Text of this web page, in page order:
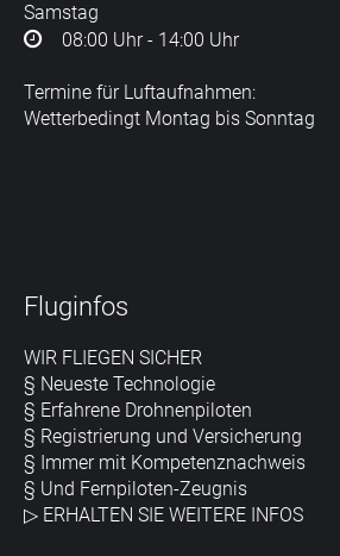
Samstag
08:00 Uhr - 14:00 Uhr
Termine für Luftaufnahmen:
Wetterbedingt Montag bis Sonntag
Fluginfos
WIR FLIEGEN SICHER
§ Neueste Technologie
§ Erfahrene Drohnenpiloten
§ Registrierung und Versicherung
§ Immer mit Kompetenznachweis
§ Und Fernpiloten-Zeugnis
▷ ERHALTEN SIE WEITERE INFOS